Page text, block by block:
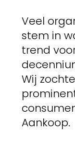
Veel
stem in
trend
Wij
Aankoop.